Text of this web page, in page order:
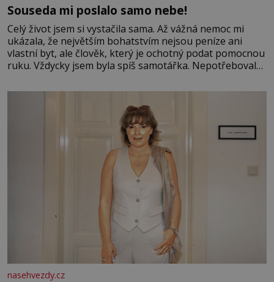
Souseda mi poslalo samo nebe!
Celý život jsem si vystačila sama. Až vážná nemoc mi
ukázala, že největším bohatstvím nejsou peníze ani
vlastní byt, ale člověk, který je ochotný podat pomocnou
ruku. Vždycky jsem byla spíš samotářka. Nepotřebovala
mi knihy, práce a hlavně klid. Hned po studiích jsem
nasehvezdy.cz